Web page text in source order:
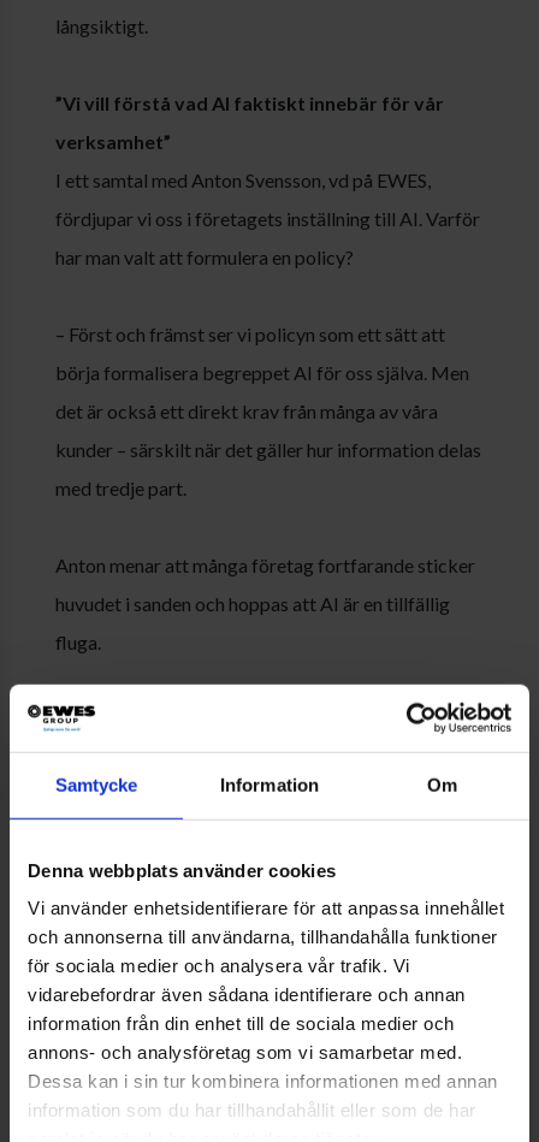
Samtycke Information Om
Denna webbplats använder cookies
Vi använder enhetsidentifierare för att anpassa innehållet
och annonserna till användarna, tillhandahålla funktioner
för sociala medier och analysera vår trafik. Vi
vidarebefordrar även sådana identifierare och annan
information från din enhet till de sociala medier och
annons- och analysföretag som vi samarbetar med.
Dessa kan i sin tur kombinera informationen med annan
information som du har tillhandahållit eller som de har
långsiktigt.
”Vi vill förstå vad AI faktiskt innebär för vår
verksamhet”
I ett samtal med Anton Svensson, vd på EWES,
fördjupar vi oss i företagets inställning till AI. Varför
har man valt att formulera en policy?
– Först och främst ser vi policyn som ett sätt att
börja formalisera begreppet AI för oss själva. Men
det är också ett direkt krav från många av våra
kunder – särskilt när det gäller hur information delas
med tredje part.
Anton menar att många företag fortfarande sticker
huvudet i sanden och hoppas att AI är en tillfällig
fluga.
– Vi tror tvärtom. Vi vill förstå vad tekniken faktiskt
innebär för vår verksamhet – på riktigt.
affärsstrategin
Att EWES tar AI på allvar märks även i planerna
framåt. Redan om några veckor, april 2025, hålls
företagets första externa utbildning för
medarbetare som använder AI i sitt dagliga arbete.
Och från och med 2026 får AI en egen post i
affärsplanen.